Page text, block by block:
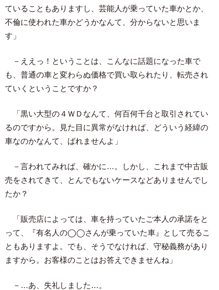
ていることもありますし、芸能人が乗っていた車かとか、
不倫に使われた車かどうかなんて、分からないと思いま
す」
－ええっ！ということは、こんなに話題になった車で
も、普通の車と変わらぬ価格で買い取られたり、転売され
ていくということですか？
「黒い大型の４ＷＤなんて、何百何千台と取引されてい
るのですから。見た目に異常がなければ、どういう経緯の
車なのかなんて、ばれませんよ」
－言われてみれば、確かに…。しかし、これまで中古販
売をされてきて、とんでもないケースなどありませんでし
たか？
「販売店によっては、車を持っていたご本人の承諾をと
って、『有名人の◯◯さんが乗っていた車』として売るこ
ともありますよ。でも、そうでなければ、守秘義務があり
ますから。お客様のことはお答えできませんね」
－…あ、失礼しました…。